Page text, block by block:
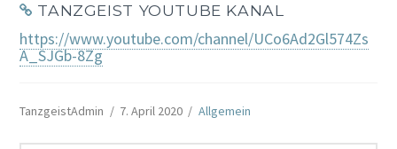
TANZGEIST YOUTUBE KANAL
https://www.youtube.com/channel/UCo6Ad2Gl574Zs
A_SJGb-8Zg
TanzgeistAdmin 7. April 2020 Allgemein